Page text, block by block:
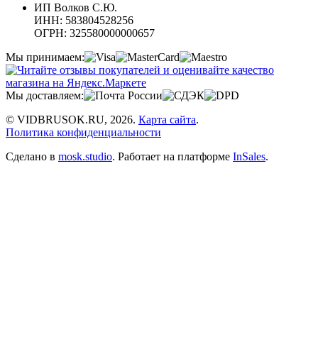
ИП Волков С.Ю.
ИНН: 583804528256
ОГРН: 325580000000657
Мы принимаем:
Мы доставляем:
© VIDBRUSOK.RU, 2026. Карта сайта.
Политика конфиденциальности
Сделано в mosk.studio. Работает на платформе InSales.